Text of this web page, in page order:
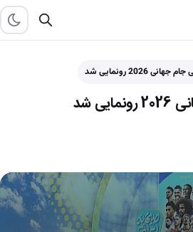
2026 رونمایی شد
شد